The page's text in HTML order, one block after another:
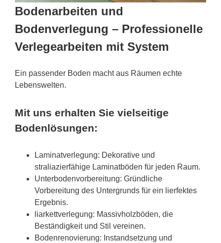
Bodenarbeiten und
Bodenverlegung – Professionelle
Verlegearbeiten mit System
Ein passender Boden macht aus Räumen echte
Lebenswelten.
Mit uns erhalten Sie vielseitige
Bodenlösungen:
Laminatverlegung: Dekorative und
straliazierfähige Laminatböden für jeden Raum.
Unterbodenvorbereitung: Gründliche
Vorbereitung des Untergrunds für ein lierfektes
Ergebnis.
liarkettverlegung: Massivholzböden, die
Beständigkeit und Stil vereinen.
Bodenrenovierung: Instandsetzung und